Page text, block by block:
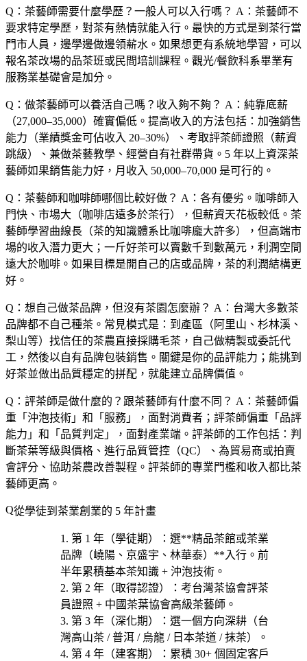
Q：茶藝師需要什麼學歷？一般人可以入行嗎？ A：茶藝師不
要求特定學歷，對茶有熱情就能入行。最快的方式是到茶行當
門市人員，邊學邊做邊領薪水。如果想更有系統地學習，可以
報名茶改場的品茶班或民間培訓課程。觀光/餐飲科系畢業有
服務業基礎會是加分。
Q：做茶藝師可以養活自己嗎？收入夠不夠？ A：純靠底薪
（27,000–35,000）確實偏低。提高收入的方法包括：加強銷售
能力（業績獎金可佔收入 20–30%）、考取評茶師證照（薪資
跳級）、兼做茶藝教學、經營自有社群帶貨。5 年以上資深茶
藝師如果銷售能力好，月收入 50,000–70,000 是可行的。
Q：茶藝師和咖啡師哪個比較好做？ A：各有優劣。咖啡師入
門快、市場大（咖啡店遠多於茶行），但薪資天花板較低。茶
藝師學習曲線長（茶的知識體系比咖啡龐大許多），但高端市
場的收入潛力更大；一斤好茶可以賣數千到數萬元，利潤空間
遠大於咖啡。如果目標是開自己的店或品牌，茶的利潤結構更
好。
Q：想自己做茶品牌，但沒有茶園怎麼辦？ A：台灣大多數茶
品牌都不自己種茶。常見模式是：到產區（阿里山、杉林溪、
梨山等）找信任的茶農直接採購毛茶，自己做精製或委託代
工，然後以自有品牌包裝銷售。關鍵是你的品評能力；能挑到
好茶並做出品質穩定的拼配，就能建立品牌價值。
Q：評茶師是做什麼的？跟茶藝師有什麼不同？ A：茶藝師偏
重「沖泡技術」和「服務」，面對消費者；評茶師偏重「品評
能力」和「品質判定」，面對產業端。評茶師的工作包括：判
斷茶葉等級與價格、進行品質管控（QC）、為貿易商或拍賣
會評分、協助茶農改善製程。評茶師的專業門檻和收入都比茶
藝師更高。
從學徒到茶業創業的 5 年計畫
第 1 年（學徒期）
：選**精品茶館或茶業
品牌（嶢陽、京盛宇、林華泰）**入行。前
半年累積基本茶知識 + 沖泡技術。
第 2 年（取得認證）
：考台灣茶協會評茶
員證照 + 中國茶葉協會高級茶藝師 。
第 3 年（深化期）
：選一個方向深耕（台
灣高山茶 / 普洱 / 烏龍 / 日本茶道 / 抹茶）。
第 4 年（建客期）
：累積 30+ 個固定客戶